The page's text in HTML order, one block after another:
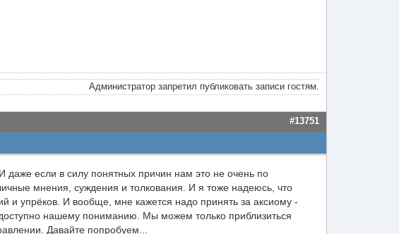
Администратор запретил публиковать записи гостям.
#13751
даже если в силу понятных причин нам это не очень по
мнения, суждения и толкования. И я тоже надеюсь, что
и упрёков. И вообще, мне кажется надо принять за аксиому -
нашему пониманию. Мы можем только приблизиться
Давайте попробуем...